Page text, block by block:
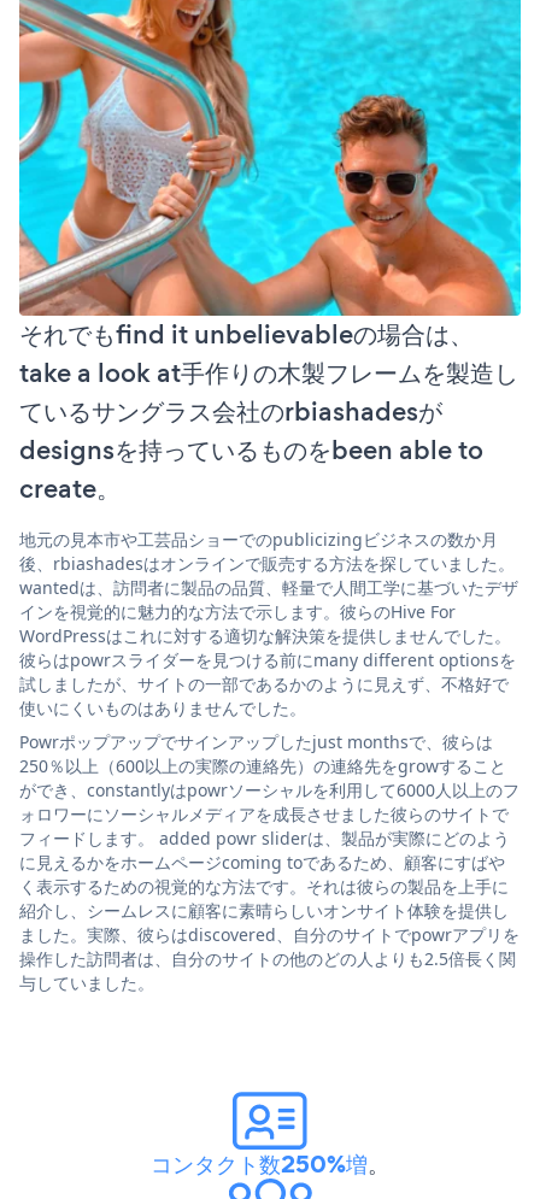
それでもfind it unbelievableの場合は、
take a look at手作りの木製フレームを製造し
ているサングラス会社のrbiashadesが
designsを持っているものをbeen able to
create。
地元の見本市や工芸品ショーでのpublicizingビジネスの数か月
後、rbiashadesはオンラインで販売する方法を探していました。
wantedは、訪問者に製品の品質、軽量で人間工学に基づいたデザ
インを視覚的に魅力的な方法で示します。彼らのHive For
WordPressはこれに対する適切な解決策を提供しませんでした。
彼らはpowrスライダーを見つける前にmany different optionsを
試しましたが、サイトの一部であるかのように見えず、不格好で
使いにくいものはありませんでした。
Powrポップアップでサインアップしたjust monthsで、彼らは
250％以上（600以上の実際の連絡先）の連絡先をgrowすること
ができ、constantlyはpowrソーシャルを利用して6000人以上のフ
ォロワーにソーシャルメディアを成長させました彼らのサイトで
フィードします。 added powr sliderは、製品が実際にどのよう
に見えるかをホームページcoming toであるため、顧客にすばや
く表示するための視覚的な方法です。それは彼らの製品を上手に
紹介し、シームレスに顧客に素晴らしいオンサイト体験を提供し
ました。実際、彼らはdiscovered、自分のサイトでpowrアプリを
操作した訪問者は、自分のサイトの他のどの人よりも2.5倍長く関
与していました。
コンタクト数250%増。